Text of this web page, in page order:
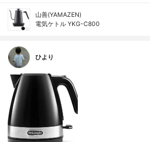
山善(YAMAZEN)
電気ケトル YKG-C800
ひより